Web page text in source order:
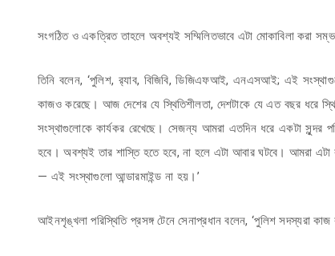
সংগঠিত ও একত্রিত তাহলে অবশ্যই সম্মিলিতভাবে এটা মোকাবিলা করা
তিনি বলেন, ‘পুলিশ, র‌্যাব, বিজিবি, ডিজিএফআই, এনএসআই; এই
কাজও করেছে। আজ দেশের যে স্থিতিশীলতা, দেশটাকে যে এত বছর ধরে
সংস্থাগুলোকে কার্যকর রেখেছে। সেজন্য আমরা এতদিন ধরে একটা সুন্দর
হবে। অবশ্যই তার শাস্তি হতে হবে, না হলে এটা আবার ঘটবে। আমরা
— এই সংস্থাগুলো আন্ডারমাইন্ড না হয়।’
আইনশৃঙ্খলা পরিস্থিতি প্রসঙ্গ টেনে সেনাপ্রধান বলেন, ‘পুলিশ সদস্যরা